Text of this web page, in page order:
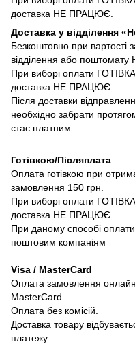
доставка НЕ ПРАЦЮЄ.
Доставка у відділення
Безкоштовно при вартості
відділення або поштомату
При виборі оплати
доставка НЕ ПРАЦЮЄ.
Після доставки
необхідно забрати
стає платним.
Готівкою/Післяплата
Оплата готівкою при
замовлення 150 грн.
При виборі оплати
доставка НЕ ПРАЦЮЄ.
При даному способі
поштовим компаніям
Visa / MasterCard
Оплата замовлення
MasterCard.
Оплата без комісій.
Доставка товару
платежу.